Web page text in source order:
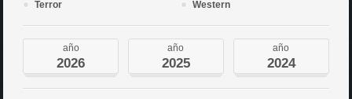
Terror
Western
año
2026
año
2025
año
2024